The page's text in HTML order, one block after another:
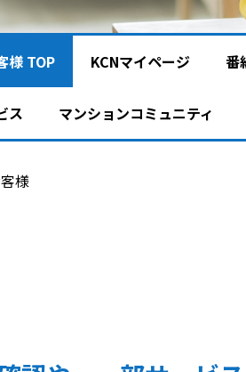
様 TOP KCNマイページ 番
ス マンションコミュニティ
様